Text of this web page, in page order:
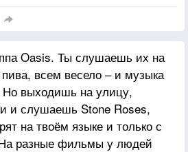
Oasis. Ты слушаешь их на
пива, всем весело – и музыка
Но выходишь на улицу,
и слушаешь Stone Roses,
на твоём языке и только с
разные фильмы у людей